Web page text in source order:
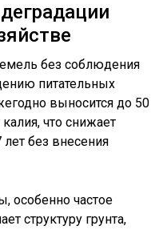
без соблюдения
питательных
выносится до 50
что снижает
без внесения
особенно частое
структуру грунта,